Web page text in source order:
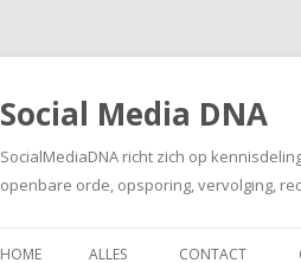
Social Media DNA
SocialMediaDNA richt zich op
openbare orde, opsporing, vervolging,
HOME ALLES CONTACT